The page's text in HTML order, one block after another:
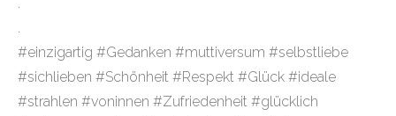
#einzigartig #Gedanken #muttiversum #selbstliebe
#sichlieben #Schönheit #Respekt #Glück #ideale
#strahlen #voninnen #Zufriedenheit #glücklich